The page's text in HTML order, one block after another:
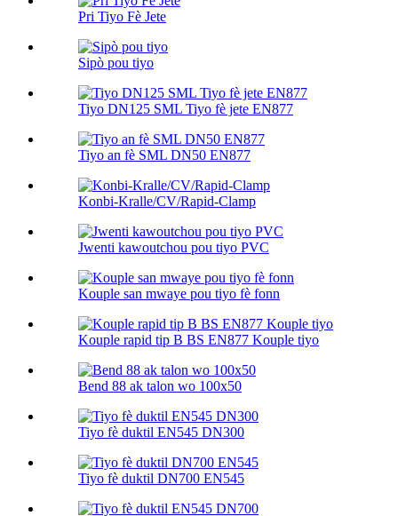
Pri Tiyo Fè Jete
Sipò pou tiyo
Tiyo DN125 SML Tiyo fè jete EN877
Tiyo an fè SML DN50 EN877
Konbi-Kralle/CV/Rapid-Clamp
Jwenti kawoutchou pou tiyo PVC
Kouple san mwaye pou tiyo fè fonn
Kouple rapid tip B BS EN877 Kouple tiyo
Bend 88 ak talon wo 100х50
Tiyo fè duktil EN545 DN300
Tiyo fè duktil DN700 EN545